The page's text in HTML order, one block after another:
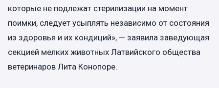
которые не подлежат стерилизации на момент
поимки, следует усыплять независимо от состояния
из здоровья и их кондиций», — заявила заведующая
секцией мелких животных Латвийского общества
ветеринаров Лита Конопоре.